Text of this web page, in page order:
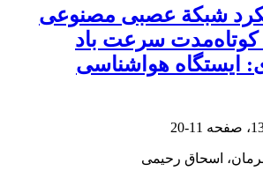
شبکة عصبی مصنوعی
سرعت باد
ایستگاه هواشناسی
11-20
اسحاق رحیمی